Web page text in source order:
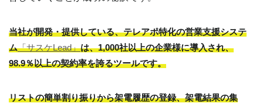
当社が開発・提供している、テレアポ特化の営業支援システ
ム「サスケLead」は、1,000社以上の企業様に導入され、
98.9％以上の契約率を誇るツールです。
リストの簡単割り振りから架電履歴の登録、架電結果の集